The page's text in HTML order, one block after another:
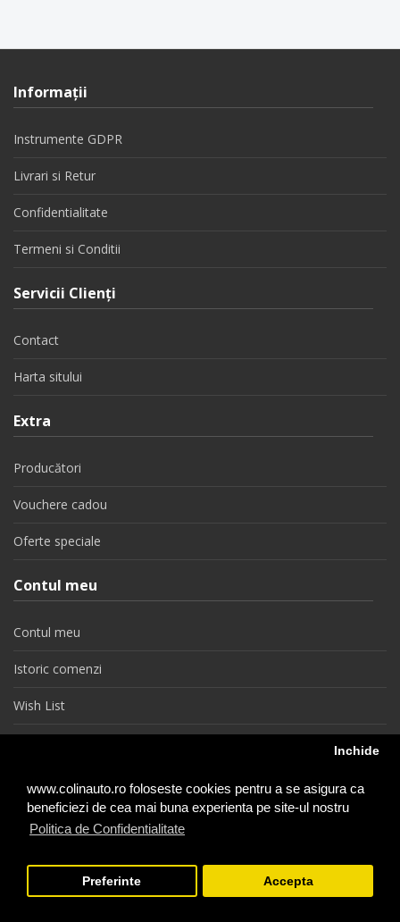
www.colinauto.ro foloseste cookies pentru a se asigura ca
beneficiezi de cea mai buna experienta pe site-ul nostru
Politica de Confidentialitate
Inchide
Preferinte Accepta
Informaţii
Instrumente GDPR
Livrari si Retur
Confidentialitate
Termeni si Conditii
Servicii Clienţi
Contact
Harta sitului
Extra
Producători
Vouchere cadou
Oferte speciale
Contul meu
Contul meu
Istoric comenzi
Wish List